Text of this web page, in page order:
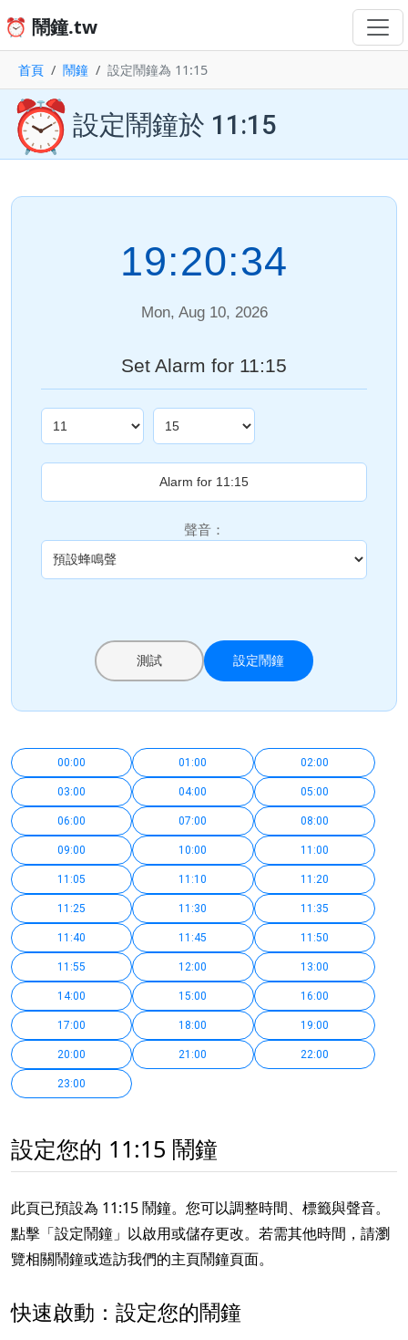
⏰ 鬧鐘.tw
首頁 鬧鐘 設定鬧鐘為 11:15
⏰ 設定鬧鐘於 11:15
19:20:35
Mon, Aug 10, 2026
Set Alarm for 11:15
聲音：
測試 設定鬧鐘
00:00 01:00 02:00
03:00 04:00 05:00
06:00 07:00 08:00
09:00 10:00 11:00
11:05 11:10 11:20
11:25 11:30 11:35
11:40 11:45 11:50
11:55 12:00 13:00
14:00 15:00 16:00
17:00 18:00 19:00
20:00 21:00 22:00
23:00
設定您的 11:15 鬧鐘
此頁已預設為 11:15 鬧鐘。您可以調整時間、標籤與聲音。
點擊「設定鬧鐘」以啟用或儲存更改。若需其他時間，請瀏
覽相關鬧鐘或造訪我們的主頁鬧鐘頁面。
快速啟動：設定您的鬧鐘